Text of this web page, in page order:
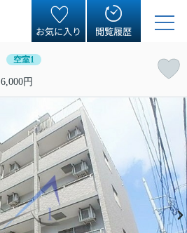
お気に入り 閲覧履歴
空室1
円